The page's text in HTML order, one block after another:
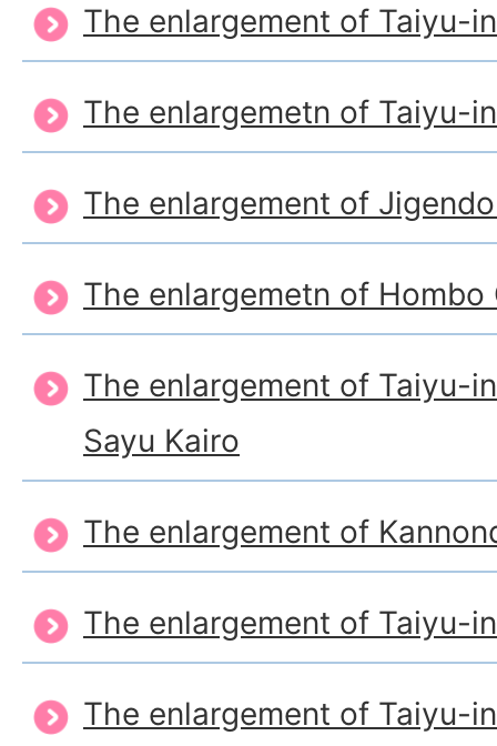
The enlargement of Taiyu-
The enlargemetn of Taiyu-
The enlargement of
The enlargemetn of Hombo
The enlargement of Taiyu-
Sayu Kairo
The enlargement of
The enlargement of Taiyu-
The enlargement of Taiyu-